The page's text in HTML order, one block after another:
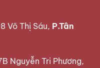
Võ Thị Sáu, P.Tân
Nguyễn Tri Phương,